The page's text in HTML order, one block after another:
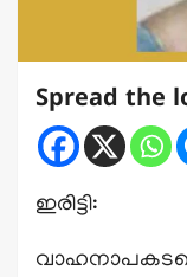
Spread the
ഇരിട്ടി: